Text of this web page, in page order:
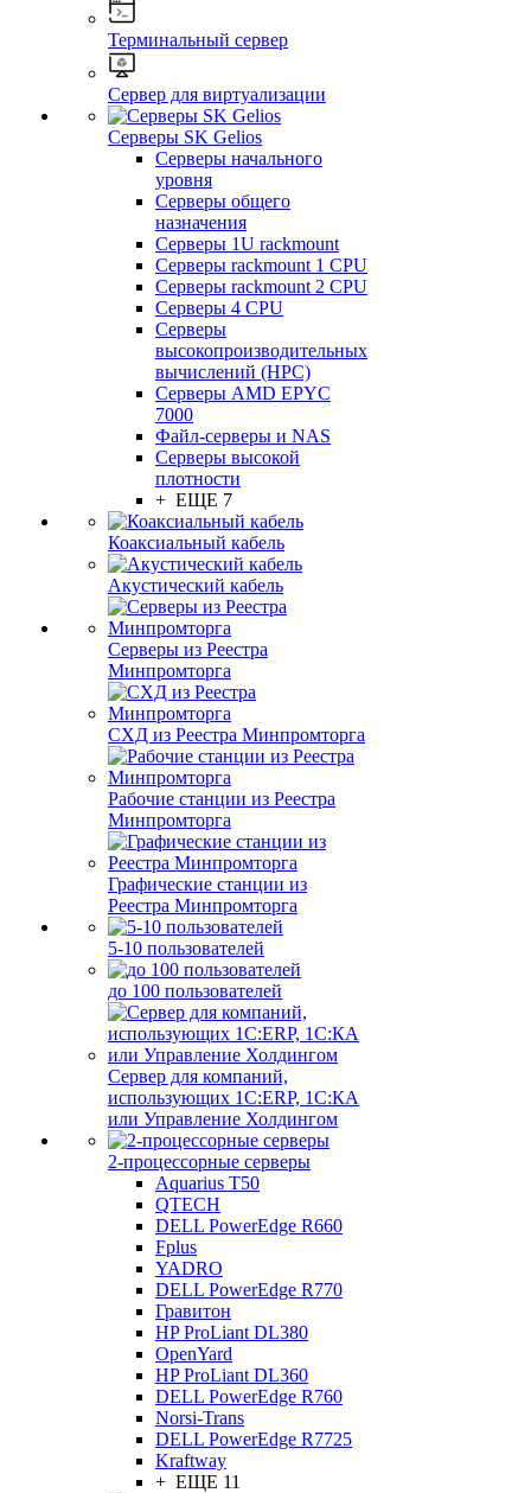
Терминальный сервер
Сервер для виртуализации
Серверы SK Gelios
Серверы начального
уровня
Серверы общего
назначения
Серверы 1U rackmount
Серверы rackmount 1 CPU
Серверы rackmount 2 CPU
Серверы 4 CPU
Серверы
высокопроизводительных
вычислений (HPC)
Серверы AMD EPYC
7000
Файл-серверы и NAS
Серверы высокой
плотности
+ ЕЩЕ 7
Коаксиальный кабель
Акустический кабель
Серверы из Реестра
Минпромторга
СХД из Реестра Минпромторга
Рабочие станции из Реестра
Минпромторга
Графические станции из
Реестра Минпромторга
5-10 пользователей
до 100 пользователей
Сервер для компаний,
использующих 1C:ERP, 1С:КА
или Управление Холдингом
2-процессорные серверы
Aquarius T50
QTECH
DELL PowerEdge R660
Fplus
YADRO
DELL PowerEdge R770
Гравитон
HP ProLiant DL380
OpenYard
HP ProLiant DL360
DELL PowerEdge R760
Norsi-Trans
DELL PowerEdge R7725
Kraftway
+ ЕЩЕ 11